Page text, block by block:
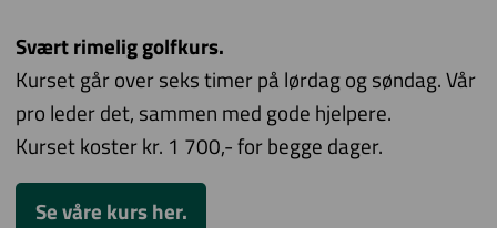
Svært rimelig golfkurs.
Kurset går over seks timer på lørdag og søndag. Vår
pro leder det, sammen med gode hjelpere.
Kurset koster kr. 1 700,- for begge dager.
Se våre kurs her.